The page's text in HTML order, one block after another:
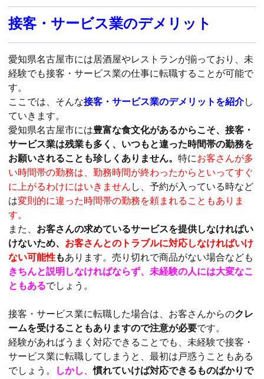
接客・サービス業のデメリット
愛知県名古屋市には居酒屋やレストランが揃っており、未
経験でも接客・サービス業の仕事に転職することが可能で
す。
ここでは、そんな接客・サービス業のデメリットを紹介し
ていきます。
愛知県名古屋市には豊富な食文化があるからこそ、接客・
サービス業は残業も多く、いつもと違った時間帯の勤務を
お願いされることも珍しくありません。 特にお客さんが多
い時間帯の勤務は、勤務時間が終わったからといってすぐ
に上がるわけにはいきません し、予約が入っている時など
は変則的に違った時間帯の勤務を頼まれることもありま
す。
また、 お客さんの求めているサービスを提供しなければい
けないため、 お客さんとのトラブルに対応しなければいけ
ない可能性もあります。売り切れで商品がない場合なども
きちんと説明しなければならず、未経験の人には大変なこ
ともあるでしょう。
接客・サービス業に転職した場合は、お客さんからのクレ
ームを受けることもありますので注意が必要です。
経験があればうまく対応できることでも、未経験で接客・
サービス業に転職してしまうと、最初は戸惑うこともある
でしょう。
しかし 、慣れていけば対応できるものばかりで